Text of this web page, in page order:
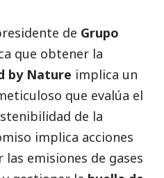
de Grupo
que obtener la
by Nature implica un
que evalúa el
de la
implica acciones
emisiones de gases